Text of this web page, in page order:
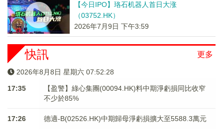
【今日IPO】珞石机器人首日大涨
（03752.HK）
2026年7月9日 下午3:59
更多
快訊
2026年8月8日 星期六 07:52:28
17:35
【盈警】綠心集團(00094.HK)料中期淨虧損同比收窄
不少於85%
17:26 德適-B(02526.HK)中期歸母淨虧損擴大至5588.3萬元